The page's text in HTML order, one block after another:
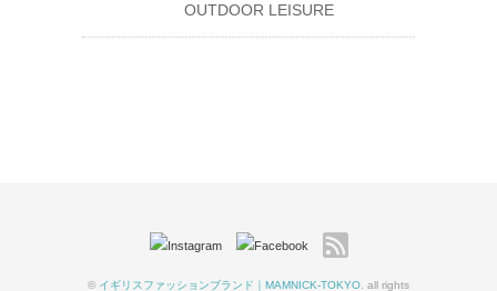
OUTDOOR LEISURE
© イギリスファッションブランド｜MAMNICK-TOKYO . all rights